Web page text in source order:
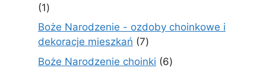
11
produkt
Boże Narodzenie - ozdoby choinkowe i
dekoracje mieszkań 77
produktów
Boże Narodzenie choinki 66